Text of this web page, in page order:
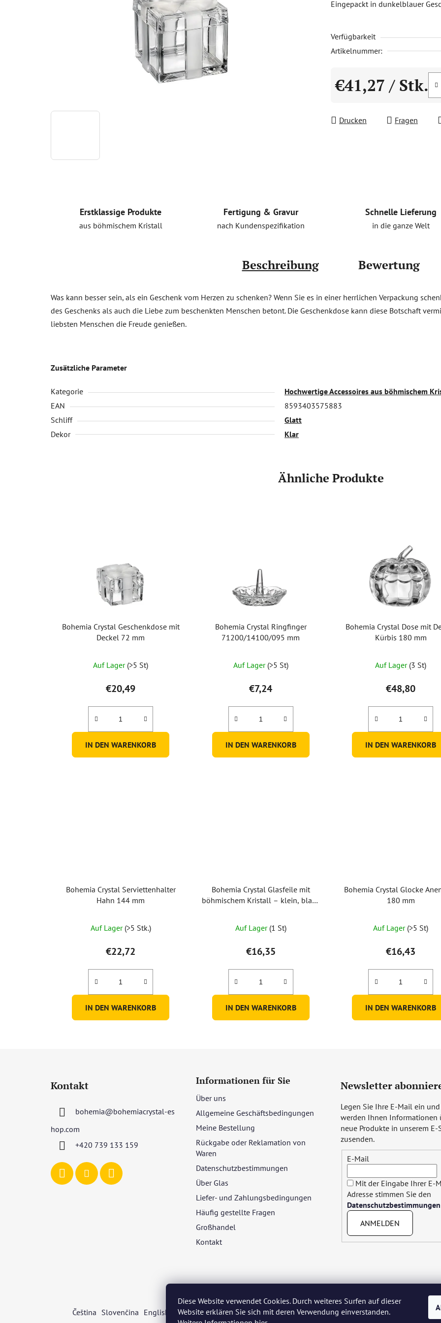
Diese Website verwendet Cookies. Durch weiteres Surfen auf dieser
Website erklären Sie sich mit deren Verwendung einverstanden.
0,0
5
Sternen.
Eingepackt in dunkelblauer
Verfügbarkeit
Artikelnummer:
€41,27 / Stk.
Drucken Fragen
Erstklassige Produkte
aus böhmischem Kristall
Fertigung & Gravur
nach Kundenspezifikation
Schnelle Lieferung
in die ganze Welt
Beschreibung Bewertung
Was kann besser sein, als ein Geschenk vom Herzen zu schenken? Wenn Sie es in einer herrlichen Verpackung
des Geschenks als auch die Liebe zum beschenkten Menschen betont. Die Geschenkdose kann diese Botschaft
liebsten Menschen die Freude genießen.
Zusätzliche Parameter
Kategorie
Hochwertige Accessoires aus böhmischem
EAN
8593403575883
Schliff
Glatt
Dekor
Klar
Ähnliche Produkte
Bohemia Crystal Geschenkdose mit
Deckel 72 mm
Auf Lager (>5 St)
€20,49
IN DEN WARENKORB
Bohemia Crystal Ringfinger
71200/14100/095 mm
Auf Lager (>5 St)
€7,24
IN DEN WARENKORB
Bohemia Crystal Dose mit
Kürbis 180 mm
Auf Lager (3 St)
€48,80
IN DEN WARENKORB
Bohemia Crystal Serviettenhalter
Hahn 144 mm
durchschnittliche
Produktbewertung
ist
5,0
von
Sternen.
Auf Lager (>5 Stk.)
€22,72
IN DEN WARENKORB
Bohemia Crystal Glasfeile mit
böhmischem Kristall – klein, blau-
Auf Lager (1 St)
€16,35
IN DEN WARENKORB
Bohemia Crystal Glocke
180 mm
ist
5,0
von
Sternen.
Auf Lager (>5 St)
€16,43
IN DEN WARENKORB
Kontakt
bohemia@bohemiacrystal-es
hop.com
+420 739 133 159
Informationen für Sie
Über uns
Allgemeine Geschäftsbedingungen
Meine Bestellung
Rückgabe oder Reklamation von
Waren
Datenschutzbestimmungen
Über Glas
Liefer- und Zahlungsbedingungen
Häufig gestellte Fragen
Großhandel
Kontakt
Newsletter
Legen Sie Ihre E-Mail ein
werden Ihnen Informationen
neue Produkte in unserem E-
zusenden.
E-Mail
Mit der Eingabe Ihrer E-
Adresse stimmen Sie den
Datenschutzbestimmungen
ANMELDEN
Čeština Slovenčina English Deutsch Magyar Język polski Română Italiano Español Français